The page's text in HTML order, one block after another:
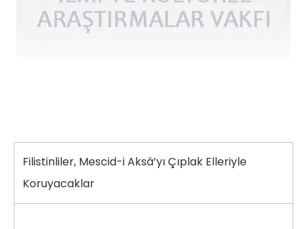
Filistinliler, Mescid-i Aksâ’yı Çıplak Elleriyle
Koruyacaklar